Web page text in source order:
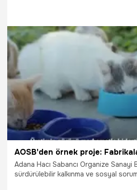
Türkiye Belediyeler Birliği ve Mersin
Başkanı Vahap Seçer'in katıldığı
milyon lira yatırım bedeline sahip
sorununa kalıcı çözüm sağlayacağı
Adana Hacı Sabancı Organize Sanayi
sürdürülebilir kalkınma ve sosyal